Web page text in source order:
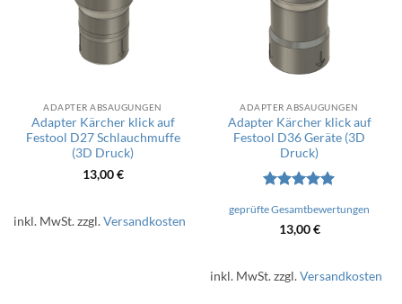
ADAPTER ABSAUGUNGEN
Adapter Kärcher klick auf
Festool D27 Schlauchmuffe
(3D Druck)
13,00€
inkl. MwSt.zzgl.Versandkosten
ADAPTER ABSAUGUNGEN
Adapter Kärcher klick auf
Festool D36 Geräte (3D
Druck)
mit5von
geprüfte Gesamtbewertungen
13,00€
inkl. MwSt.zzgl.Versandkosten